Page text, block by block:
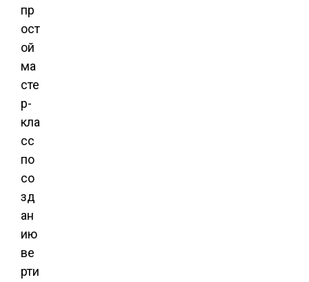
пр
ост
ой
ма
сте
р-
кла
сс
по
со
зд
ан
ию
ве
рти